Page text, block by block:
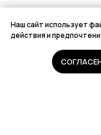
Наш сайт использует
действия и